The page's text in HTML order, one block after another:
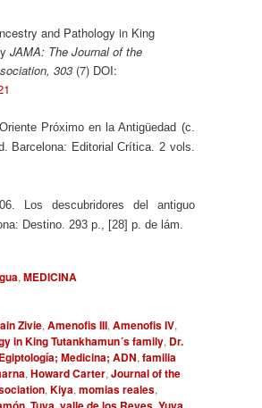
and Pathology in King
JAMA: The Journal of the
303(7) DOI:
Próximo en la Antigüedad (c.
Barcelona: Editorial Crítica. 2 vols.
Los descubridores del antiguo
Destino. 293 p., [28] p. de lám.
, MEDICINA
Zivie, Amenofis III, Amenofis IV,
in King Tutankhamun´s family, Dr.
Medicina; ADN, familia
, Howard Carter, Journal of the
, Kiya, momias reales,